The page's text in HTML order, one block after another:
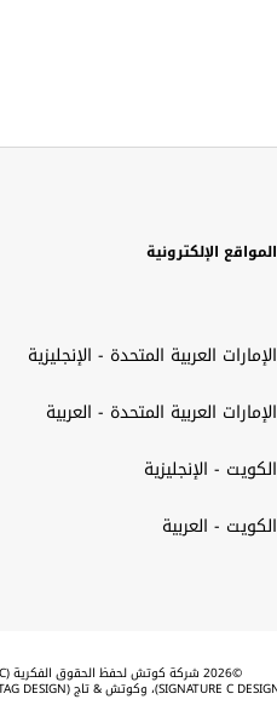
المواقع الإلكترونية
الإمارات العربية المتحدة - الإنجليزية
الإمارات العربية المتحدة - العربية
الكويت - الإنجليزية
الكويت - العربية